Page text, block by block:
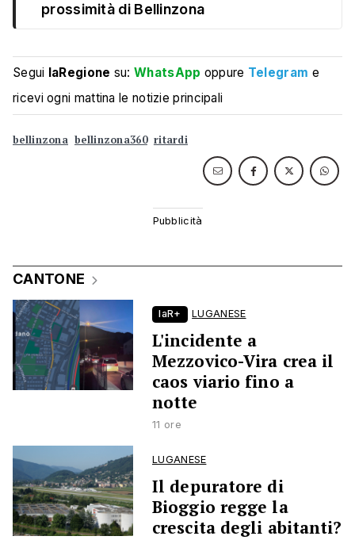
prossimità di Bellinzona
Segui laRegione su:WhatsApp oppure Telegram e
ricevi ogni mattina le notizie principali
bellinzona bellinzona360 ritardi
CANTONE
laR+ LUGANESE
L'incidente a
Mezzovico-Vira crea il
caos viario fino a
notte
11 ore
LUGANESE
Il depuratore di
Bioggio regge la
crescita degli abitanti?